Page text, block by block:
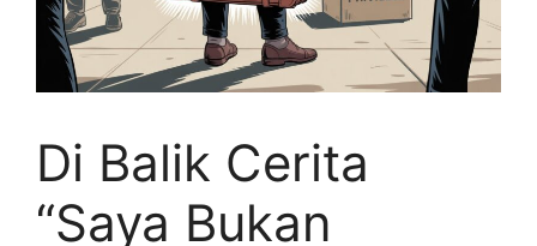
Di Balik Cerita
“Saya Bukan